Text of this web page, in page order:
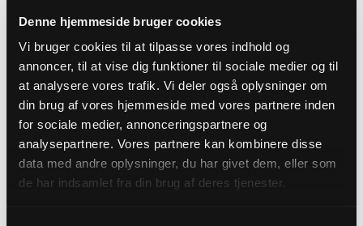
Denne hjemmeside bruger cookies
Vi bruger cookies til at tilpasse vores indhold og
annoncer, til at vise dig funktioner til sociale medier og til
at analysere vores trafik. Vi deler også oplysninger om
din brug af vores hjemmeside med vores partnere inden
for sociale medier, annonceringspartnere og
analysepartnere. Vores partnere kan kombinere disse
data med andre oplysninger, du har givet dem, eller som
de har indsamlet fra din brug af deres tjenester.
næsten blev betragtet som et parallelsamfund,
fordi vores kristne udtryk er så anderledes end
udtrykket i de fleste kirker i den danske
folkekirke. Det har været udfordrende at finde ud
af, hvordan den afrikanske forståelse af
kristendommen kan sameksistere med den
folkekirkelige, danske forståelse, siger Enoch.